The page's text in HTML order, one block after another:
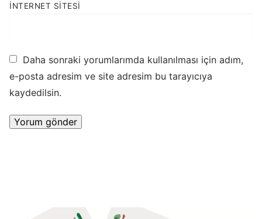
İNTERNET SITESI
Daha sonraki yorumlarımda kullanılması için adım,
e-posta adresim ve site adresim bu tarayıcıya
kaydedilsin.